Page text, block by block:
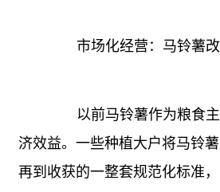
市场化经营：马铃薯改
以前马铃薯作为粮食主
济效益。一些种植大户将马铃
再到收获的一整套规范化标准